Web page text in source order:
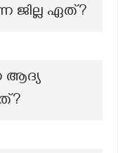
ജില്ല ഏത്?
ആദ്യ